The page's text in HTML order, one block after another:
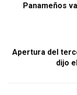
Panameños
Apertura del
dijo